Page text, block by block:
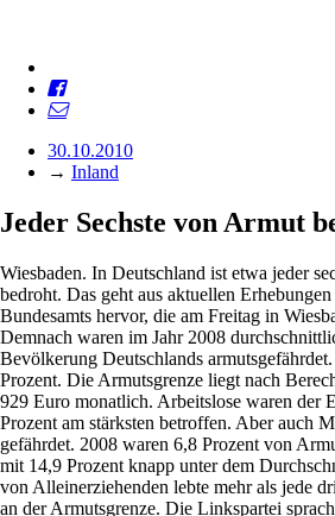
30.10.2010
→ Inland
Jeder Sechste von Armut
Wiesbaden. In Deutschland ist etwa jeder
bedroht. Das geht aus aktuellen Erhebungen
Bundesamts hervor, die am Freitag in
Demnach waren im Jahr 2008
Bevölkerung Deutschlands
Prozent. Die Armutsgrenze liegt nach
929 Euro monatlich. Arbeitslose waren der
Prozent am stärksten betroffen. Aber auch
gefährdet. 2008 waren 6,8 Prozent von
mit 14,9 Prozent knapp unter dem
von Alleinerziehenden lebte mehr als jede
an der Armutsgrenze. Die Linkspartei